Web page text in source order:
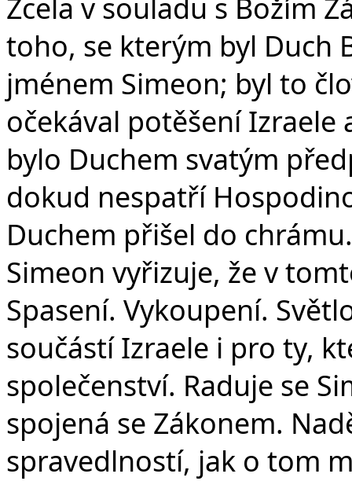
Zcela v souladu s Božím
toho, se kterým byl Duch
jménem Simeon; byl to
očekával potěšení Izraele
bylo Duchem svatým
dokud nespatří
Duchem přišel do
Simeon vyřizuje, že v
Spasení. Vykoupení.
součástí Izraele i pro ty,
společenství. Raduje se
spojená se Zákonem.
spravedlností, jak o tom